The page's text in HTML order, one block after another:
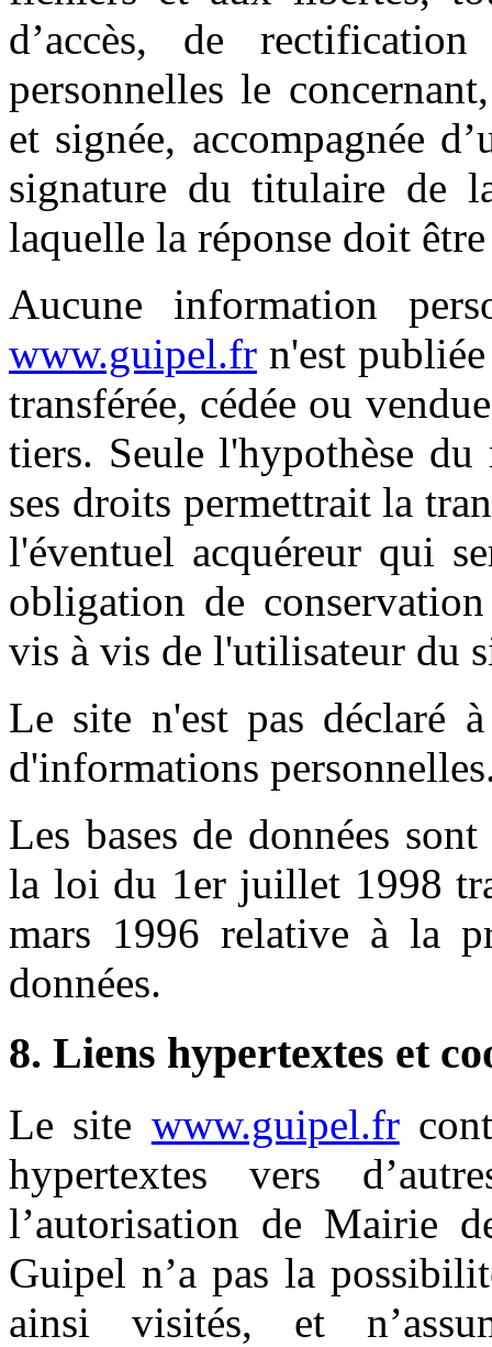
d’accès, de
personnelles le
et signée, accompagnée
signature du titulaire de
laquelle la réponse doit
Aucune information
www.guipel.fr n'est
transférée, cédée ou
tiers. Seule l'hypothèse
ses droits permettrait la
l'éventuel acquéreur qui
obligation de
vis à vis de l'utilisateur du
Le site n'est pas déclaré
d'informations
Les bases de données
la loi du 1er juillet 1998
mars 1996 relative à la
données.
8. Liens hypertextes et
Le site www.guipel.fr
hypertextes vers
l’autorisation de Mairie
Guipel n’a pas la
ainsi visités, et